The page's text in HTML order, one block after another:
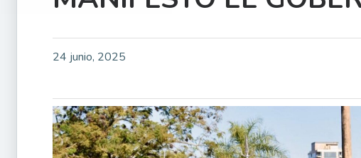
24 junio, 2025